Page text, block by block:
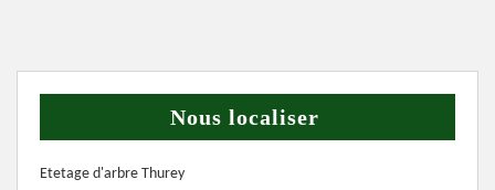
Nous localiser
Etetage d'arbre Thurey